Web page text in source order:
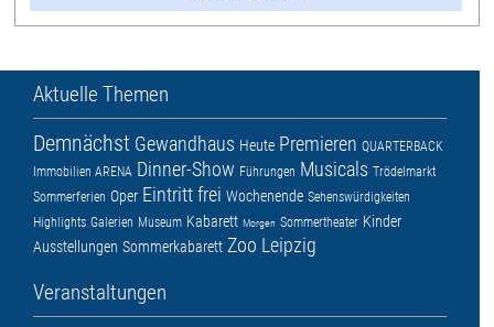
Aktuelle Themen
Demnächst Gewandhaus Heute Premieren QUARTERBACK
Immobilien ARENA Dinner-Show Führungen Musicals Trödelmarkt
Sommerferien Oper Eintritt frei Wochenende Sehenswürdigkeiten
Highlights Galerien Museum Kabarett Morgen Sommertheater Kinder
Ausstellungen Sommerkabarett Zoo Leipzig
Veranstaltungen